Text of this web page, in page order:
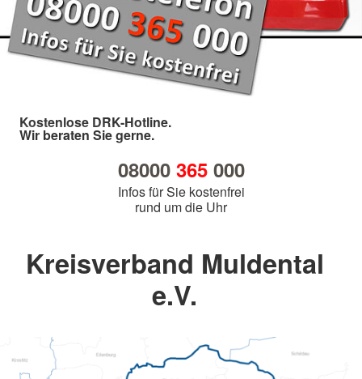
Kostenlose DRK-Hotline.
Wir beraten Sie gerne.
08000 365000
Infos für Sie kostenfrei
rund um die Uhr
Kreisverband Muldental
e.V.